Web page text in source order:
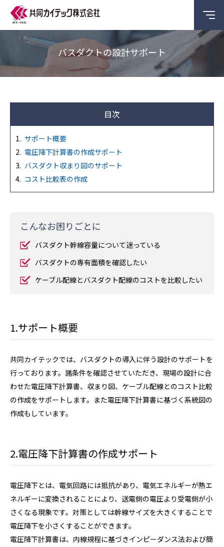
バスダクトの設計サポート
目次
サポート概要
電圧降下計算書の作成サポート
バスダクト収まり図のサポート
コスト比較表の作成
こんなお困りごとに
バスダクト幹線容量について迷っている
バスダクトの専有面積を確認したい
ケーブル配線とバスダクト配線のコストを比較したい
1.サポート概要
共同カイテックでは、バスダクトの導入に伴う設計のサポートを
行っております。諸条件を確認させていただき、現場の設計に合
わせた電圧降下計算書、収まり図、ケーブル配線とのコスト比較
の作成をサポートします。また電圧降下計算書に基づく系統図の
作成もしています。
2.電圧降下計算書の作成サポート
電圧降下とは、電気回路には抵抗があり、電気エネルギーが熱エ
ネルギーに変換されることにより、送電側の電圧より受電側が小
さくなる現象です。対策としては幹線サイズを大きくすることで
電圧降下を小さくすることができます。
電圧降下計算書は、内線規程に基づきインピーダンス法および簡